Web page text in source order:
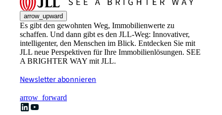
arrow_upward
Es gibt den gewohnten Weg, Immobilienwerte zu
schaffen. Und dann gibt es den JLL-Weg: Innovativer,
intelligenter, den Menschen im Blick. Entdecken Sie mit
JLL neue Perspektiven für Ihre Immobilienlösungen. SEE
A BRIGHTER WAY mit JLL.
Newsletter abonnieren
arrow_forward